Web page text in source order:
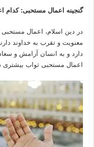
گنجینه اعمال مستحبی: کدام
در دین اسلام، اعمال
معنویت و تقرب به خداوند
دارد و به انسان آرامش و
اعمال مستحبی ثواب بیشتری